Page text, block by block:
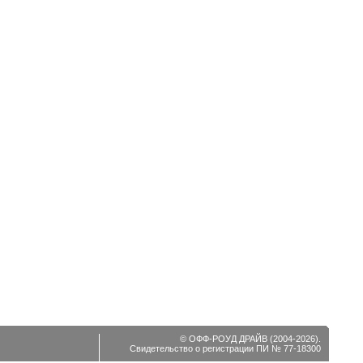
© ОФФ-РОУД ДРАЙВ (2004-2026).
Свидетельство о регистрации ПИ № 77-18300